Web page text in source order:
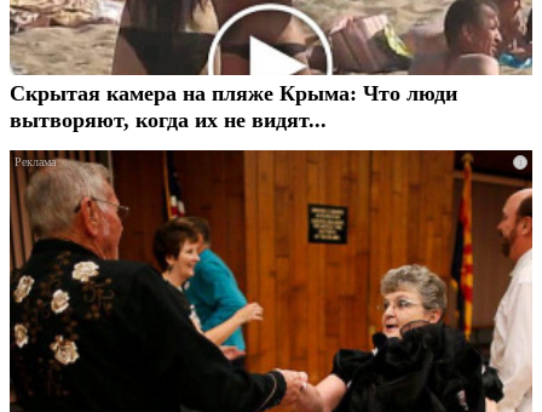
Скрытая камера на пляже Крыма: Что люди
вытворяют, когда их не видят...
i